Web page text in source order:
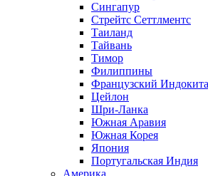
Сингапур
Стрейтс Сеттлментс
Таиланд
Тайвань
Тимор
Филиппины
Французский
Цейлон
Шри-Ланка
Южная Аравия
Южная Корея
Япония
Португальская Индия
Америка